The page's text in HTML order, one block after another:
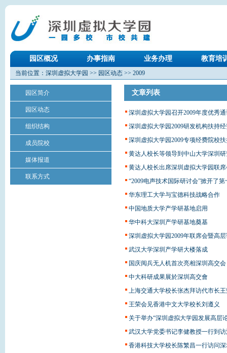
园区概况 办事指南 业务办理 教育培
当前位置： 深圳虚拟大学园 >> 园区动态 >> 2009
园区简介
园区动态
组织结构
成员院校
媒体报道
联系方式
文章列表
深圳虚拟大学园召开2009年度优秀
深圳虚拟大学园2009研发机构扶持
深圳虚拟大学园2009专项经费院校
黄达人校长等领导到中山大学深圳
黄达人校长出席深圳虚拟大学园联
“2009电声技术国际研讨会”掀开了
华东理工大学与宝德科技战略合作
中国地质大学产学研基地启用
华中科大深圳产学研基地奠基
深圳虚拟大学园2009年联席会暨高
武汉大学深圳产学研大楼落成
国庆阅兵无人机首次亮相深圳高交会
中大科研成果展於深圳高交會
上海交通大学校长张杰拜访代市长
王荣会见香港中文大学校长刘遵义
关于举办“深圳虚拟大学园发展高层
武汉大学党委书记李健教授一行到
香港科技大学校长陈繁昌一行访问